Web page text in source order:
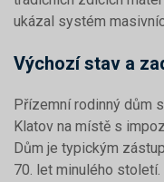
ukázal systém
Výchozí stav a
Přízemní rodinný dům
Klatov na místě s
Dům je typickým
70. let minulého